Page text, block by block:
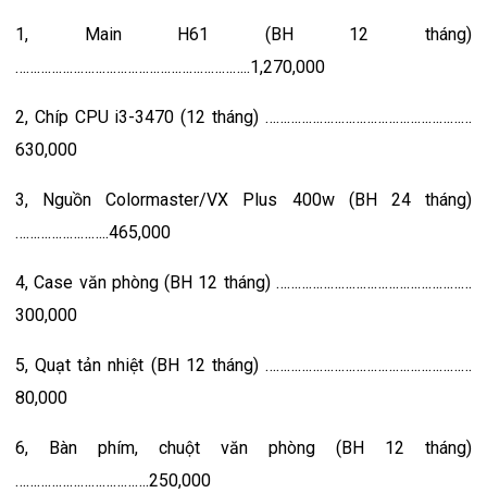
1, Main H61 (BH 12 tháng)
………………………………………………………..1,270,000
2, Chíp CPU i3-3470 (12 tháng) …………………………………………………
630,000
3, Nguồn Colormaster/VX Plus 400w (BH 24 tháng)
……………………..465,000
4, Case văn phòng (BH 12 tháng) ………………………………………………
300,000
5, Quạt tản nhiệt (BH 12 tháng) …………………………………………………
80,000
6, Bàn phím, chuột văn phòng (BH 12 tháng)
……………………………….250,000